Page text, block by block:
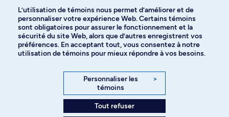
Langues
Facebook Instagram
YouTube
L’utilisation de témoins nous permet d’améliorer et de
personnaliser votre expérience Web. Certains témoins
sont obligatoires pour assurer le fonctionnement et la
sécurité du site Web, alors que d’autres enregistrent vos
préférences. En acceptant tout, vous consentez à notre
utilisation de témoins pour mieux répondre à vos besoins.
Personnaliser les
témoins
>
Tout refuser